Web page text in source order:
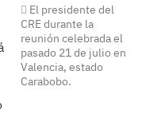
El presidente del
CRE durante la
reunión celebrada el
pasado 21 de julio en
Valencia, estado
Carabobo.